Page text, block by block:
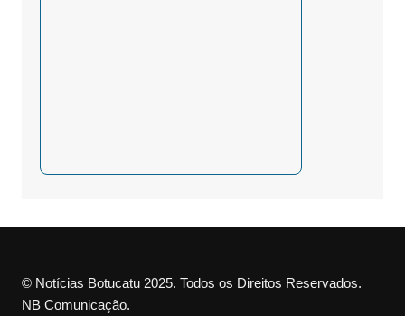
© Notícias Botucatu 2025. Todos os Direitos Reservados.
NB Comunicação.